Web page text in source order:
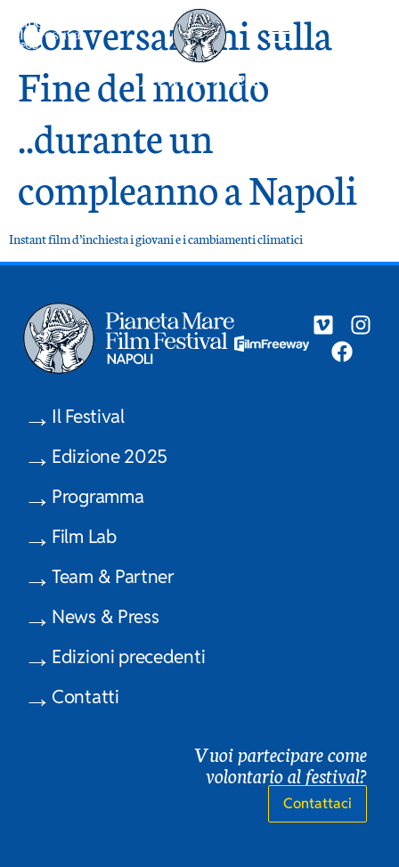
News & Press
Conversazioni sulla
Fine del mondo
..durante un
compleanno a Napoli
Instant film d’inchiesta i giovani e i cambiamenti climatici
Il Festival
Edizione 2025
Programma
Film Lab
Team & Partner
News & Press
Edizioni precedenti
Contatti
Vuoi partecipare come
volontario al festival?
Contattaci